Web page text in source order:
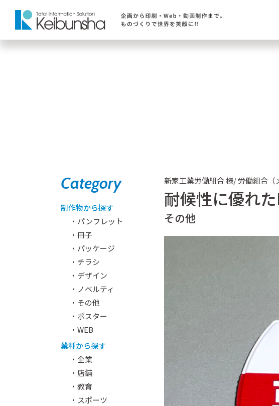
Category
制作物から探す
・パンフレット
・冊子
・パッケージ
・チラシ
・デザイン
・ノベルティ
・その他
・ポスター
・WEB
業種から探す
・企業
・店舗
・教育
・スポーツ
新家工業労働組合 様/ 労働組合（
耐候性に優れ
その他